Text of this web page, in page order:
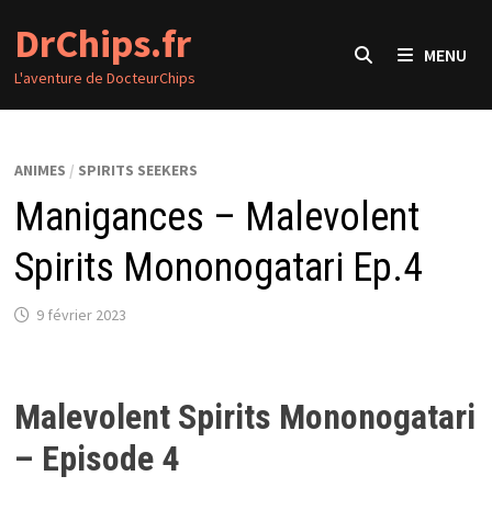
contenu
DrChips.fr
L'aventure de DocteurChips
MENU
ANIMES / SPIRITS SEEKERS
Manigances – Malevolent
Spirits Mononogatari Ep.4
9 février 2023
Malevolent Spirits Mononogatari
– Episode 4